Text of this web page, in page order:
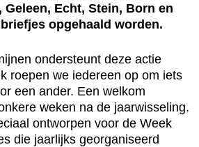
Echt, Stein, Born en
opgehaald worden.
ondersteunt deze actie
roepen we iedereen op om iets
een ander. Een welkom
weken na de jaarwisseling.
ontworpen voor de Week
die jaarlijks georganiseerd